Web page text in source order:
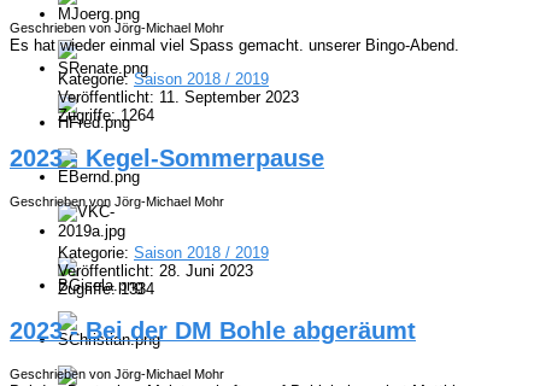
Geschrieben von Jörg-Michael Mohr
Es hat wieder einmal viel Spass gemacht. unserer Bingo-Abend.
Kategorie:Saison 2018 / 2019
Veröffentlicht: 11. September 2023
Zugriffe: 1264
2023 - Kegel-Sommerpause
Geschrieben von Jörg-Michael Mohr
Kategorie: Saison 2018 / 2019
Veröffentlicht: 28. Juni 2023
Zugriffe: 1334
2023 - Bei der DM Bohle abgeräumt
Geschrieben von Jörg-Michael Mohr